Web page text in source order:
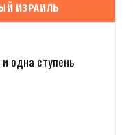
ИЗРАИЛЬ
одна ступень